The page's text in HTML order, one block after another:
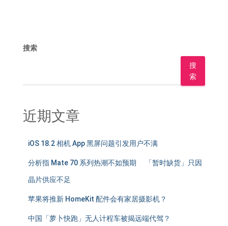
搜索
搜
索
近期文章
iOS 18.2 相机 App 黑屏问题引发用户不满
分析指 Mate 70 系列热潮不如预期 「暂时缺货」只因
晶片供应不足
苹果将推新 HomeKit 配件会有家居摄影机？
中国「萝卜快跑」无人计程车被揭远端代驾？